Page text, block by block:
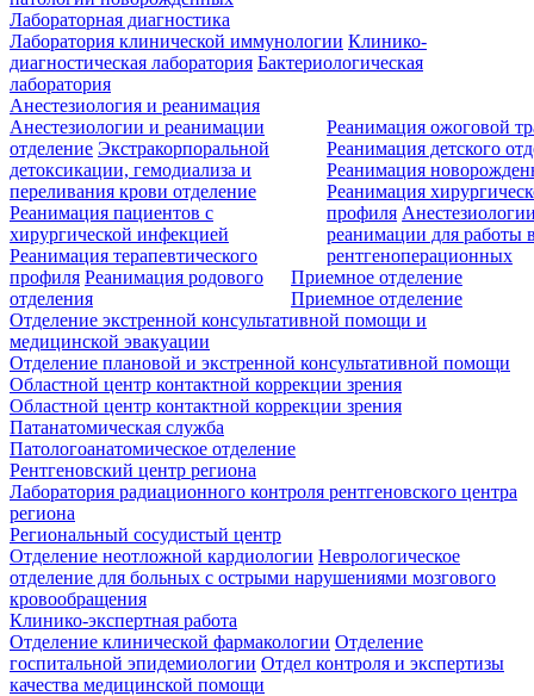
Лабораторная диагностика
Лаборатория клинической иммунологии Клинико-
диагностическая лаборатория Бактериологическая
лаборатория
Анестезиология и реанимация
Анестезиологии и реанимации
отделение Экстракорпоральной
детоксикации, гемодиализа и
переливания крови отделение
Реанимация пациентов с
хирургической инфекцией
Реанимация терапевтического
профиля Реанимация родового
отделения
Реанимация ожоговой
Реанимация детского
Реанимация
Реанимация
профиля
реанимации для работы
рентгеноперационных
Приемное отделение
Приемное отделение
Отделение экстренной консультативной помощи и
медицинской эвакуации
Отделение плановой и экстренной консультативной помощи
Областной центр контактной коррекции зрения
Областной центр контактной коррекции зрения
Патанатомическая служба
Патологоанатомическое отделение
Рентгеновский центр региона
Лаборатория радиационного контроля рентгеновского центра
региона
Региональный сосудистый центр
Отделение неотложной кардиологии Неврологическое
отделение для больных с острыми нарушениями мозгового
кровообращения
Клинико-экспертная работа
Отделение клинической фармакологии Отделение
госпитальной эпидемиологии Отдел контроля и экспертизы
качества медицинской помощи